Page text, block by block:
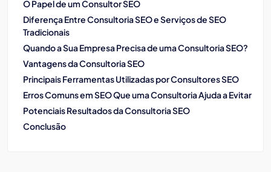
O Papel de um Consultor SEO
Diferença Entre Consultoria SEO e Serviços de SEO
Tradicionais
Quando a Sua Empresa Precisa de uma Consultoria SEO?
Vantagens da Consultoria SEO
Principais Ferramentas Utilizadas por Consultores SEO
Erros Comuns em SEO Que uma Consultoria Ajuda a Evitar
Potenciais Resultados da Consultoria SEO
Conclusão